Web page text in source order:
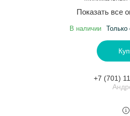
Показать все
В наличии Только
+7 (701)